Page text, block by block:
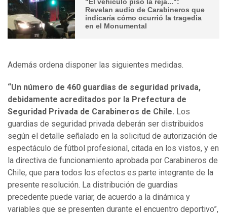
Revelan audio de Carabineros que
indicaría cómo ocurrió la tragedia
en el Monumental
Además ordena disponer las siguientes medidas.
“Un número de 460 guardias de seguridad privada,
debidamente acreditados por la Prefectura de
Seguridad Privada de Carabineros de Chile. Los
guardias de seguridad privada deberán ser distribuidos
según el detalle señalado en la solicitud de autorización de
espectáculo de fútbol profesional, citada en los vistos, y en
la directiva de funcionamiento aprobada por Carabineros de
Chile, que para todos los efectos es parte integrante de la
presente resolución. La distribución de guardias
precedente puede variar, de acuerdo a la dinámica y
variables que se presenten durante el encuentro deportivo”,